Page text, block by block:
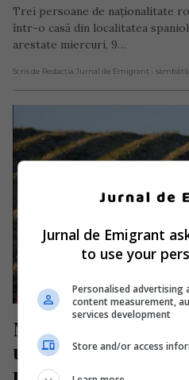
Trei persoane de naționalitate
într-o casă din localitatea
arestate miercuri, 9…
Scris de Redacția Jurnal de Emigrant -
Moldoveni
un conațional și un
riscă un total de 45
Jurnal de Emigrant
to use your
Personalised advertising
content measurement,
services development
Store and/or access